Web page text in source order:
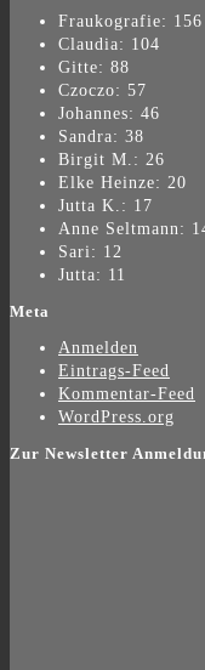
Fraukografie: 156
Claudia: 104
Gitte: 88
Czoczo: 57
Johannes: 46
Sandra: 38
Birgit M.: 26
Elke Heinze: 20
Jutta K.: 17
Anne Seltmann:
Sari: 12
Jutta: 11
Meta
Anmelden
Eintrags-Feed
Kommentar-Feed
WordPress.org
Zur Newsletter